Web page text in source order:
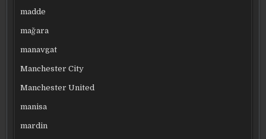
madde
mağara
manavgat
Manchester City
Manchester United
manisa
mardin